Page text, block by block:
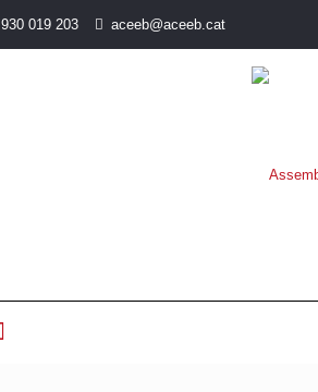
930 019 203 aceeb@aceeb.cat